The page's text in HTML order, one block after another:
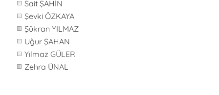
Sait ŞAHİN
Şevki ÖZKAYA
Şükran YILMAZ
Uğur ŞAHAN
Yılmaz GÜLER
Zehra ÜNAL